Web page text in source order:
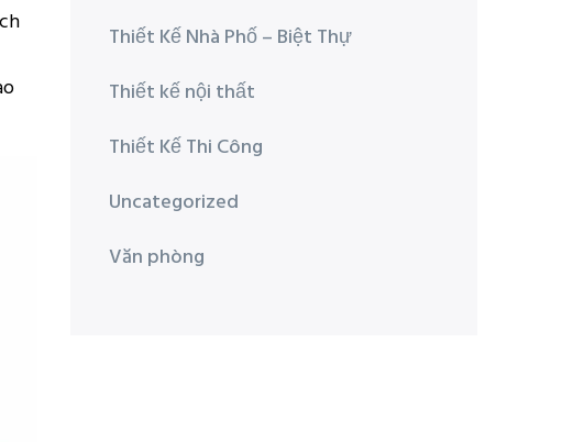
Thiết Kế Nhà Phố – Biệt Thự
Thiết kế nội thất
Thiết Kế Thi Công
Uncategorized
Văn phòng